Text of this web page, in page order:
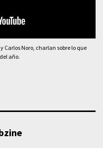
Carlos Noro, charlan sobre lo que
año.